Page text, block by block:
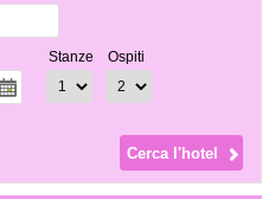
Stanze Ospiti